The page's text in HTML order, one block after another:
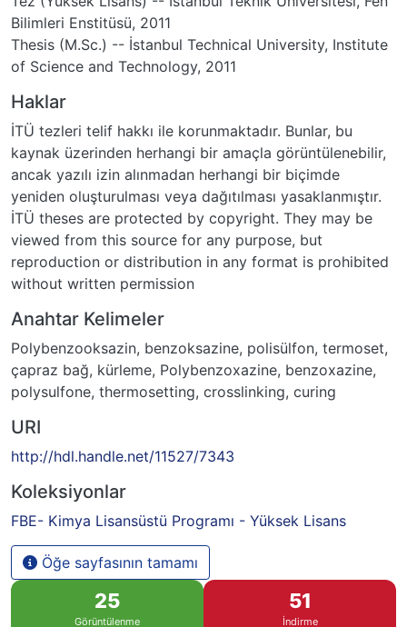
Bilimleri Enstitüsü, 2011
Thesis (M.Sc.) -- İstanbul Technical University, Institute
of Science and Technology, 2011
Haklar
İTÜ tezleri telif hakkı ile korunmaktadır. Bunlar, bu
kaynak üzerinden herhangi bir amaçla görüntülenebilir,
ancak yazılı izin alınmadan herhangi bir biçimde
yeniden oluşturulması veya dağıtılması yasaklanmıştır.
İTÜ theses are protected by copyright. They may be
viewed from this source for any purpose, but
reproduction or distribution in any format is prohibited
without written permission
Anahtar Kelimeler
Polybenzooksazin, benzoksazine, polisülfon, termoset,
çapraz bağ, kürleme, Polybenzoxazine, benzoxazine,
polysulfone, thermosetting, crosslinking, curing
URI
http://hdl.handle.net/11527/7343
Koleksiyonlar
FBE- Kimya Lisansüstü Programı - Yüksek Lisans
Öğe sayfasının tamamı
25
Görüntülenme
51
İndirme